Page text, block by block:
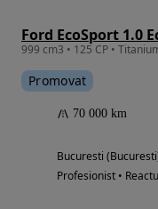
Ford EcoSport 1.0
Promovat
70 000 km
Bucuresti
Profesionist •